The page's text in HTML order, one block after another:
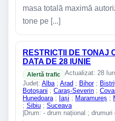
masa totală maximă
tone pe [...]
RESTRICȚII DE TONAJ
DATA DE 28 IUNIE
Alertă trafic Actualizat: 28
Județ: Alba; Arad ; Bihor;
Botoșani ; Caraș-Severin ;
Hunedoara; Iași ; Maramureș ;
; Sibiu ; Suceava
Drum: - drum național ;